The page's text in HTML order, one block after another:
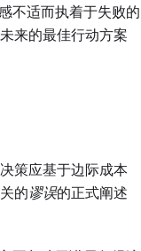
不适而执着于失败的
来的最佳行动方案
策应基于边际成本
的谬误的正式阐述